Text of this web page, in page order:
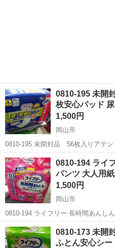
0810-195 未
枚安心パッド
1,500円
岡山市
0810-195 未開封品 56枚入りアテ
ド 【状態】 ・使用に伴う多少のスレ、キズ、落としきれない汚れなど
ございます ・詳細は現地でご確認
す...
岡山 岡山市 パ
0810-194 ライ
パンツ 大人用
1,500円
岡山市
0810-194 ライフリー 長時間あんし
【状態】 ・使用に伴う多少のスレ
ざいます ・詳細は現地でご確認く
で...
岡山 岡山市 大
0810-173 未
ふとん安心シ